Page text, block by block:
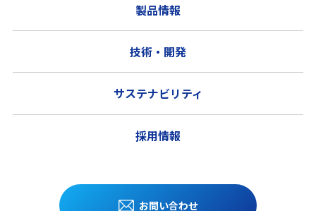
お問い合わせ
製品情報
技術・開発
サステナビリティ
採用情報